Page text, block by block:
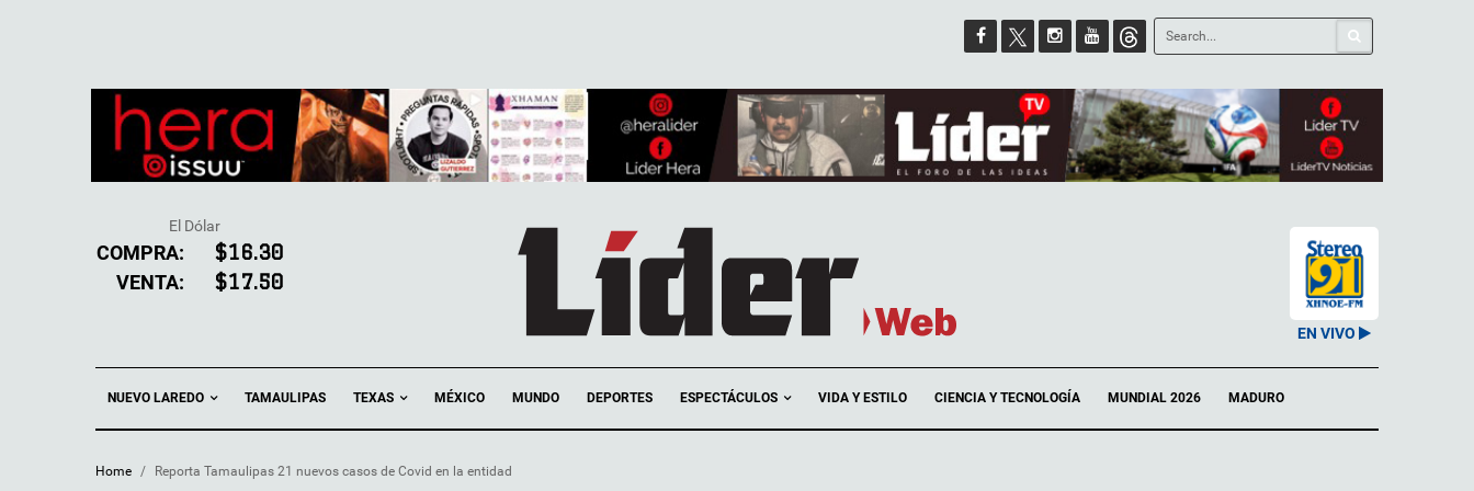
El Dólar
COMPRA: $16.30
VENTA: $17.50
EN VIVO
NUEVO LAREDO TAMAULIPAS TEXAS MÉXICO MUNDO DEPORTES ESPECTÁCULOS VIDA Y ESTILO CIENCIA Y TECNOLOGÍA MUNDIAL 2026 MADURO
Home / Reporta Tamaulipas 21 nuevos casos de Covid en la entidad